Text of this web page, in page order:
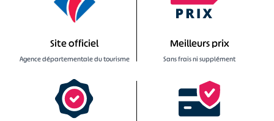
Site officiel
Agence départementale du tourisme
Meilleurs prix
Sans frais ni supplément